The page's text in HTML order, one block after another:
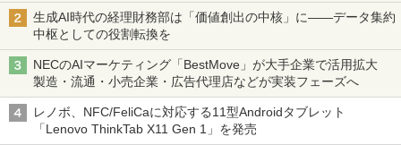
生成AI時代の経理財務部は「価値創出の中核」に――データ集約
中枢としての役割転換を
NECのAIマーケティング「BestMove」が大手企業で活用拡大
製造・流通・小売企業・広告代理店などが実装フェーズへ
レノボ、NFC/FeliCaに対応する11型Androidタブレット
「Lenovo ThinkTab X11 Gen 1」を発売